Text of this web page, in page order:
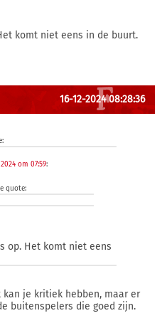
komt niet eens in de buurt.
16-12-2024 08:28:36
om 07:59:
quote:
op. Het komt niet eens
kan je kritiek hebben, maar er
buitenspelers die goed zijn.